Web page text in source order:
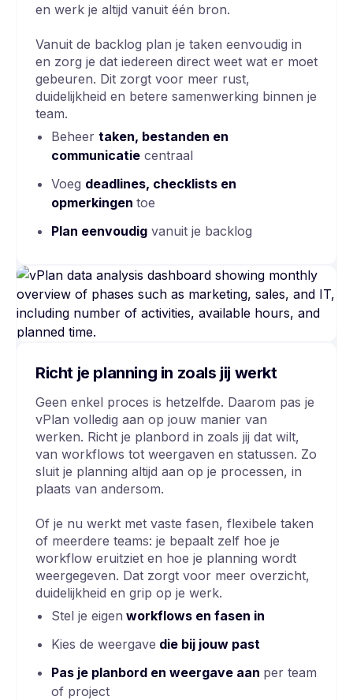
en werk je altijd vanuit één bron.
Vanuit de backlog plan je taken eenvoudig in
en zorg je dat iedereen direct weet wat er moet
gebeuren. Dit zorgt voor meer rust,
duidelijkheid en betere samenwerking binnen je
team.
Beheer taken, bestanden en
communicatie centraal
Voeg deadlines, checklists en
opmerkingen toe
Plan eenvoudig vanuit je backlog
Richt je planning in zoals jij werkt
Geen enkel proces is hetzelfde. Daarom pas je
vPlan volledig aan op jouw manier van
werken. Richt je planbord in zoals jij dat wilt,
van workflows tot weergaven en statussen. Zo
sluit je planning altijd aan op je processen, in
plaats van andersom.
Of je nu werkt met vaste fasen, flexibele taken
of meerdere teams: je bepaalt zelf hoe je
workflow eruitziet en hoe je planning wordt
weergegeven. Dat zorgt voor meer overzicht,
duidelijkheid en grip op je werk.
Stel je eigen workflows en fasen in
Kies de weergave die bij jouw past
Pas je planbord en weergave aan per team
of project